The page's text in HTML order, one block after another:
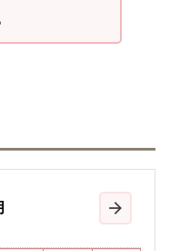
次の月